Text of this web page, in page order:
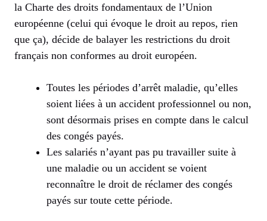
la Charte des droits fondamentaux de l’Union
européenne (celui qui évoque le droit au repos, rien
que ça), décide de balayer les restrictions du droit
français non conformes au droit européen.
Toutes les périodes d’arrêt maladie, qu’elles
soient liées à un accident professionnel ou non,
sont désormais prises en compte dans le calcul
des congés payés.
Les salariés n’ayant pas pu travailler suite à
une maladie ou un accident se voient
reconnaître le droit de réclamer des congés
payés sur toute cette période.